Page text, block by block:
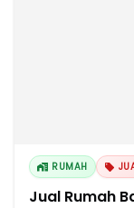
RUMAH
Jual Rumah